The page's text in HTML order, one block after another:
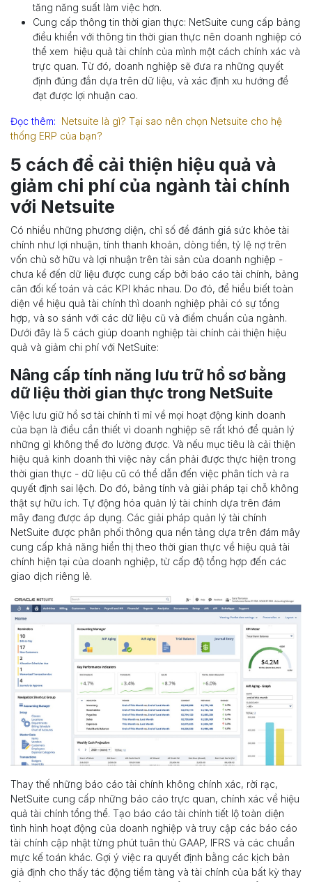
tăng năng suất làm việc hơn.
Cung cấp thông tin thời gian thực: NetSuite cung cấp bảng
điều khiển với thông tin thời gian thực nên doanh nghiệp có
thể xem hiệu quả tài chính của mình một cách chính xác và
trực quan. Từ đó, doanh nghiệp sẽ đưa ra những quyết
định đúng đắn dựa trên dữ liệu, và xác định xu hướng để
đạt được lợi nhuận cao.
Đọc thêm: Netsuite là gì? Tại sao nên chọn Netsuite cho hệ
thống ERP của bạn?
5 cách để cải thiện hiệu quả và
giảm chi phí của ngành tài chính
với Netsuite
Có nhiều những phương diện, chỉ số để đánh giá sức khỏe tài
chính như lợi nhuận, tính thanh khoản, dòng tiền, tỷ lệ nợ trên
vốn chủ sở hữu và lợi nhuận trên tài sản của doanh nghiệp -
chưa kể đến dữ liệu được cung cấp bởi báo cáo tài chính, bảng
cân đối kế toán và các KPI khác nhau. Do đó, để hiểu biết toàn
diện về hiệu quả tài chính thì doanh nghiệp phải có sự tổng
hợp, và so sánh với các dữ liệu cũ và điểm chuẩn của ngành.
Dưới đây là 5 cách giúp doanh nghiệp tài chính cải thiện hiệu
quả và giảm chi phí với NetSuite:
Nâng cấp tính năng lưu trữ hồ sơ bằng
dữ liệu thời gian thực trong NetSuite
Việc lưu giữ hồ sơ tài chính tỉ mỉ về mọi hoạt động kinh doanh
của bạn là điều cần thiết vì doanh nghiệp sẽ rất khó để quản lý
những gì không thể đo lường được. Và nếu mục tiêu là cải thiện
hiệu quả kinh doanh thì việc này cần phải được thực hiện trong
thời gian thực - dữ liệu cũ có thể dẫn đến việc phân tích và ra
quyết định sai lệch. Do đó, bảng tính và giải pháp tại chỗ không
thật sự hữu ích. Tự động hóa quản lý tài chính dựa trên đám
mây đang được áp dụng. Các giải pháp quản lý tài chính
NetSuite được phân phối thông qua nền tảng dựa trên đám mây
cung cấp khả năng hiển thị theo thời gian thực về hiệu quả tài
chính hiện tại của doanh nghiệp, từ cấp độ tổng hợp đến các
giao dịch riêng lẻ.
Thay thế những báo cáo tài chính không chính xác, rời rạc,
NetSuite cung cấp những báo cáo trực quan, chính xác về hiệu
quả tài chính tổng thể. Tạo báo cáo tài chính tiết lộ toàn diện
tình hình hoạt động của doanh nghiệp và truy cập các báo cáo
tài chính cập nhật từng phút tuân thủ GAAP, IFRS và các chuẩn
mực kế toán khác. Gợi ý việc ra quyết định bằng các kịch bản
giả định cho thấy tác động tiềm tàng và tài chính của bất kỳ thay